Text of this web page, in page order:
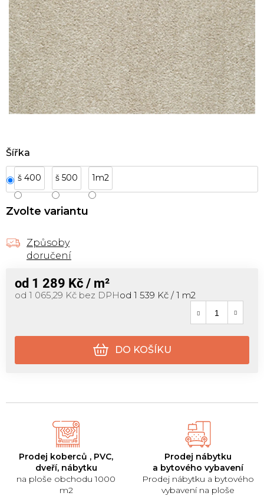
Šířka
š 400 š 500 1m2
Zvolte variantu
Způsoby
doručení
od 1 289 Kč / m²
od 1 065,29 Kč bez DPHMěrná cena:
od 1 539 Kč / 1 m2
DO KOŠÍKU
Prodej koberců , PVC,
dveří, nábytku
na ploše obchodu 1000
m2
Prodej nábytku
a bytového vybavení
Prodej nábytku a bytového
vybavení na ploše